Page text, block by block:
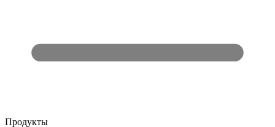
Продукты